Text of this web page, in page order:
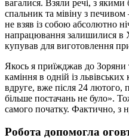
вагалися. Взяли речі, з якими
спальник та мівіну з
не взяв із собою абсолютно
напрацювання залишилися в
купував для виготовлення
Якось я приїжджав до Зоряни
каміння в одній із
вдруге, вже після 24 лютого,
більше постачань не було».
самого початку. Фактично, з
Робота допомогла